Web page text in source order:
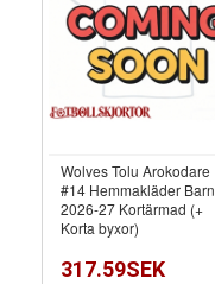
Wolves Tolu Arokodare
#14 Hemmakläder Barn
2026-27 Kortärmad (+
Korta byxor)
317.59SEK